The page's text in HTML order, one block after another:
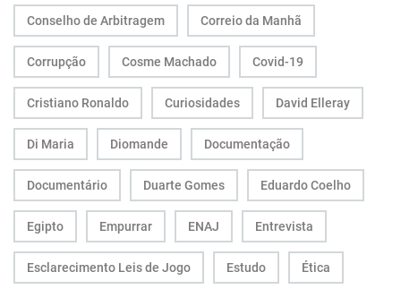
Conselho de Arbitragem Correio da Manhã
Corrupção Cosme Machado Covid-19
Cristiano Ronaldo Curiosidades David Elleray
Di Maria Diomande Documentação
Documentário Duarte Gomes Eduardo Coelho
Egipto Empurrar ENAJ Entrevista
Esclarecimento Leis de Jogo Estudo Ética